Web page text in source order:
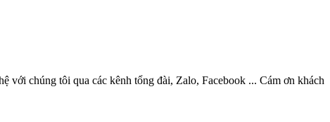
với chúng tôi qua các kênh tổng đài, Zalo, Facebook ... Cám ơn khách